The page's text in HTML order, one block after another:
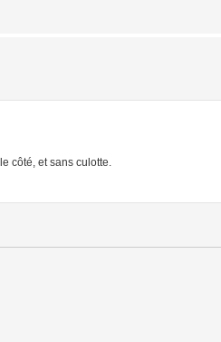
côté, et sans culotte.